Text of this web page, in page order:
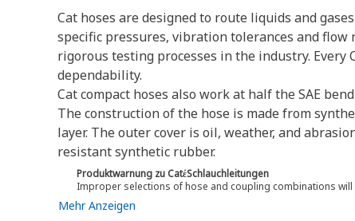
Cat hoses are designed to route liquids and
specific pressures, vibration tolerances and
rigorous testing processes in the industry.
dependability.
Cat compact hoses also work at half the SAE
The construction of the hose is made from
layer. The outer cover is oil, weather, and
resistant synthetic rubber.
Produktwarnung zu CatέSchlauchleitungen
Improper selections of hose and coupling combinations
Mehr Anzeigen